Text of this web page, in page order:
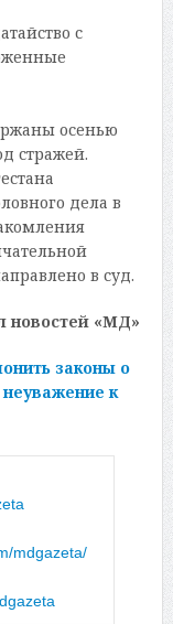
с
осенью
стражей.
дела в
в суд.
новостей «МД»
законы о
к
mdgazeta/